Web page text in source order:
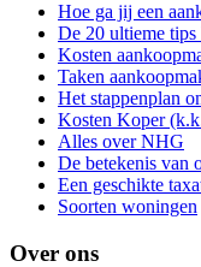
Hoe ga jij een
De 20 ultieme
Kosten
Taken
Het stappenplan
Kosten Koper
Alles over NHG
De betekenis van
Een geschikte
Soorten woningen
Over ons